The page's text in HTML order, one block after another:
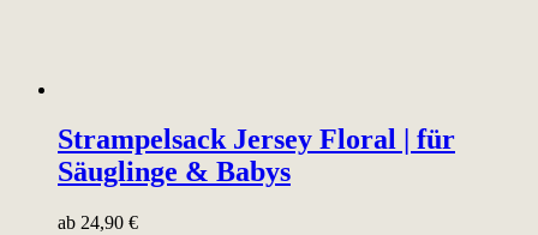
Strampelsack Jersey Floral | für
Säuglinge & Babys
ab 24,90 €